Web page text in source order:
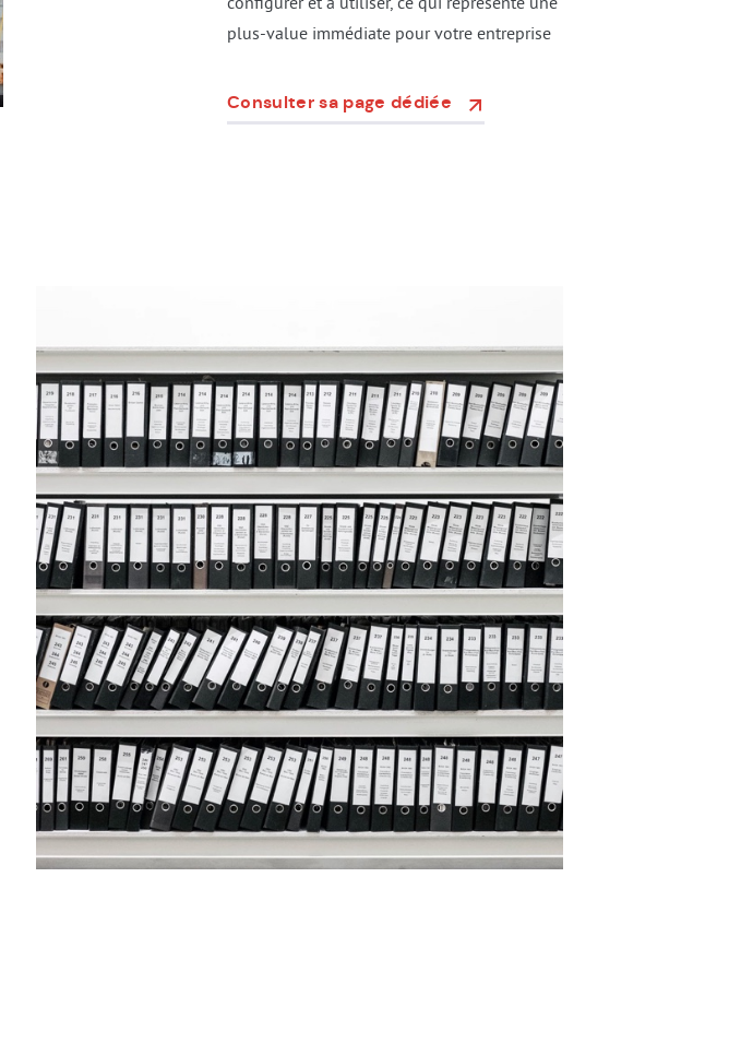
plus-value immédiate pour votre entreprise
Consulter sa page dédiée